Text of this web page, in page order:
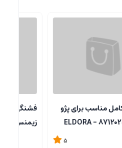
درجه آب مشکی
زیمنس کد 95054014 مناسب
5
مناسب برای 405 - BALTIN